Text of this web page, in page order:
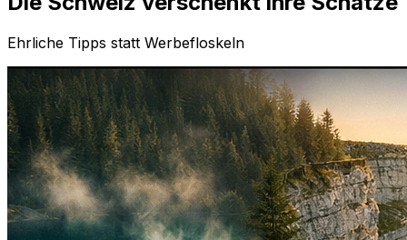
Ehrliche Tipps statt Werbefloskeln